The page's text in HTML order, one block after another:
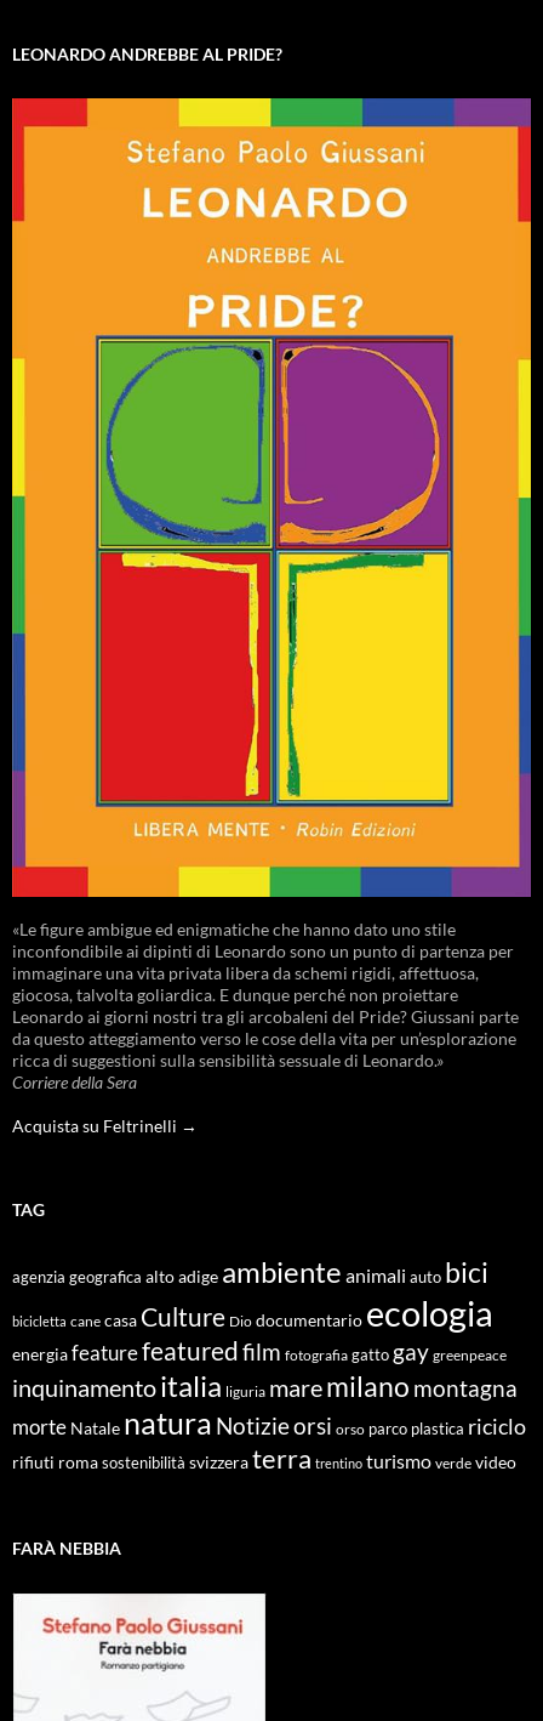
LEONARDO ANDREBBE AL PRIDE?
«Le figure ambigue ed enigmatiche che hanno dato uno stile
inconfondibile ai dipinti di Leonardo sono un punto di partenza per
immaginare una vita privata libera da schemi rigidi, affettuosa,
giocosa, talvolta goliardica. E dunque perché non proiettare
Leonardo ai giorni nostri tra gli arcobaleni del Pride? Giussani parte
da questo atteggiamento verso le cose della vita per un’esplorazione
ricca di suggestioni sulla sensibilità sessuale di Leonardo.»
Corriere della Sera
Acquista su Feltrinelli →
TAG
agenzia geografica alto adige ambiente animali auto bici
bicicletta cane casa Culture Dio documentario ecologia
energiafeaturefeaturedfilm fotografia gatto gay greenpeace
inquinamentoitalia liguria maremilano montagna
morte Natale natura Notizieorsi orso parco plastica riciclo
rifiuti roma sostenibilità svizzeraterra trentino turismo verde video
FARÀ NEBBIA